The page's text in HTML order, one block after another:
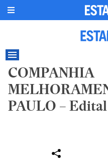
COMPANHIA
PAULO – Edital